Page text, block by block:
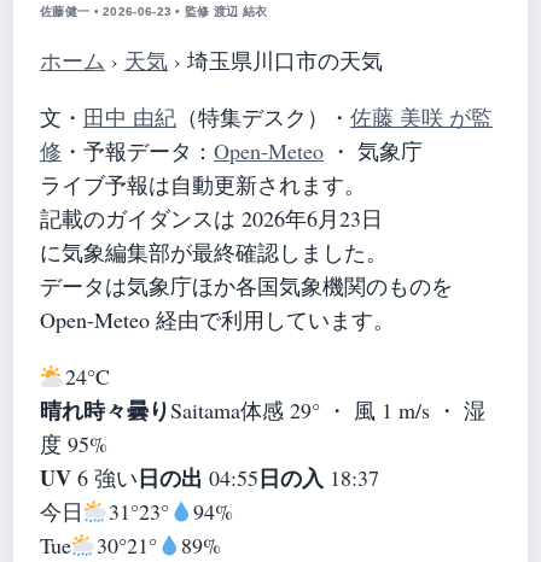
佐藤健一 • 2026-06-23 • 監修 渡辺 結衣
ホーム › 天気 › 埼玉県川口市の天気
文・ 田中 由紀 （特集デスク） ・ 佐藤 美咲 が監
修 ・ 予報データ： Open-Meteo ・ 気象庁
ライブ予報は自動更新されます。
記載のガイダンスは 2026年6月23日
に気象編集部が最終確認しました。
データは気象庁ほか各国気象機関のものを
Open-Meteo 経由で利用しています。
24°C
晴れ時々曇りSaitama体感 29° ・ 風 1 m/s ・ 湿
度 95%
UV 6 強い日の出 04:55日の入 18:37
今日
31°23°
94%
Tue
30°21°
89%